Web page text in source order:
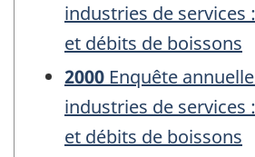
industries de services
et débits de boissons
2000 Enquête
industries de services
et débits de boissons